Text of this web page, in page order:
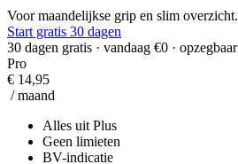
Voor maandelijkse grip en slim overzicht.
Start gratis 30 dagen
30 dagen gratis · vandaag €0 · opzegbaar
Pro
€ 14,95
/ maand
Alles uit Plus
Geen limieten
BV-indicatie